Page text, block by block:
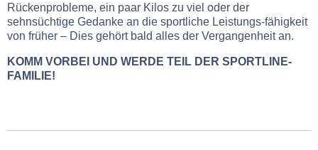
Rückenprobleme, ein paar Kilos zu viel oder der
sehnsüchtige Gedanke an die sportliche Leistungs-fähigkeit
von früher – Dies gehört bald alles der Vergangenheit an.
KOMM VORBEI UND WERDE TEIL DER SPORTLINE-
FAMILIE!